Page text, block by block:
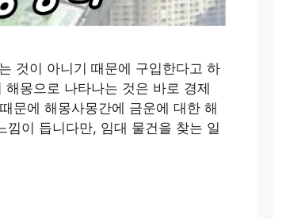
것이 아니기 때문에 구입한다고 하
몽으로 나타나는 것은 바로 경제
문에 해몽사몽간에 금운에 대한 해
이 듭니다만, 임대 물건을 찾는 일